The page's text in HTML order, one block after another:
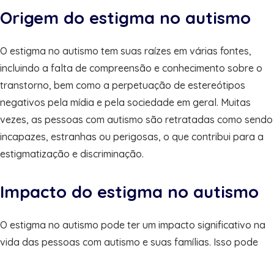
Origem do estigma no autismo
O estigma no autismo tem suas raízes em várias fontes,
incluindo a falta de compreensão e conhecimento sobre o
transtorno, bem como a perpetuação de estereótipos
negativos pela mídia e pela sociedade em geral. Muitas
vezes, as pessoas com autismo são retratadas como sendo
incapazes, estranhas ou perigosas, o que contribui para a
estigmatização e discriminação.
Impacto do estigma no autismo
O estigma no autismo pode ter um impacto significativo na
vida das pessoas com autismo e suas famílias. Isso pode